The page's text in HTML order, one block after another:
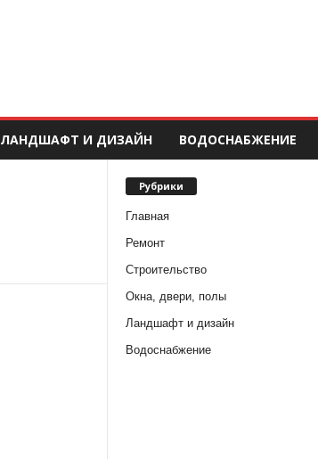
ЛАНДШАФТ И ДИЗАЙН ВОДОСНАБЖЕНИЕ
Рубрики
Главная
Ремонт
Строительство
Окна, двери, полы
Ландшафт и дизайн
Водоснабжение